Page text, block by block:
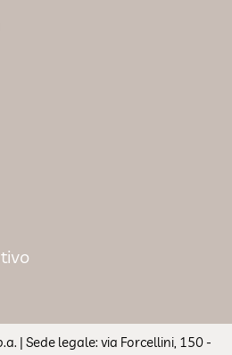
| Sede legale: via Forcellini, 150 -